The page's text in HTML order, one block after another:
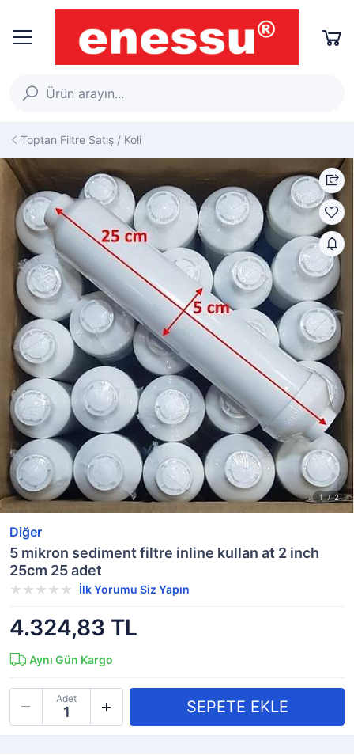
Toptan Filtre Satış / Koli
Diğer
5 mikron sediment filtre inline kullan at 2 inch
25cm 25 adet
İlk Yorumu Siz Yapın
4.324,83 TL
Aynı Gün Kargo
Adet